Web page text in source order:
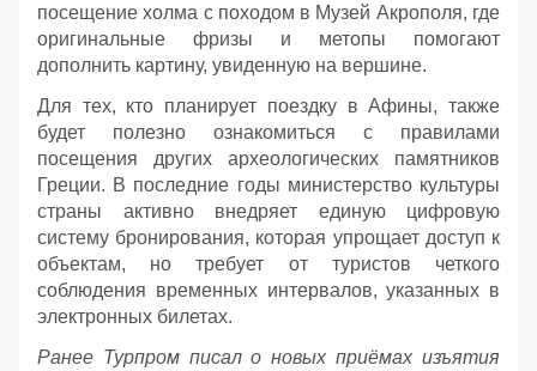
посещение холма с походом в Музей Акрополя, где
оригинальные фризы и метопы помогают
дополнить картину, увиденную на вершине.
Для тех, кто планирует поездку в Афины, также
будет полезно ознакомиться с правилами
посещения других археологических памятников
Греции. В последние годы министерство культуры
страны активно внедряет единую цифровую
систему бронирования, которая упрощает доступ к
объектам, но требует от туристов четкого
соблюдения временных интервалов, указанных в
электронных билетах.
Ранее Турпром писал о новых приёмах изъятия